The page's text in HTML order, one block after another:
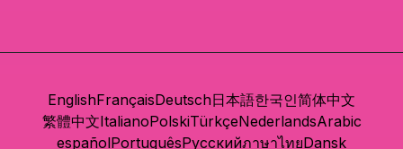
EnglishFrançaisDeutsch日本語한국인简体中文
繁體中文ItalianoPolskiTürkçeNederlandsArabic
españolPortuguêsРусскийภาษาไทยDansk